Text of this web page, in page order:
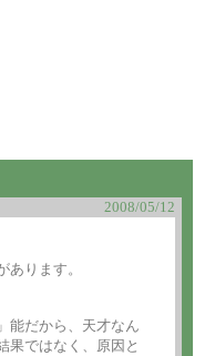
2008/05/12
ります。
能だから、天才なん
果ではなく、原因と